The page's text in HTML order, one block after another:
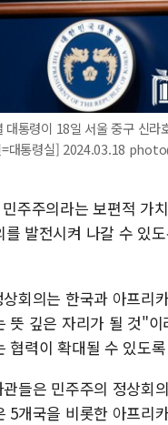
통령이 18일 서울 중구 신
=대통령실] 2024.03.18
주주의라는 보편적 가
발전시켜 나갈 수 있
회의는 한국과 아프리
뜻 깊은 자리가 될 것"
협력이 확대될 수 있도
관들은 민주주의 정상
5개국을 비롯한 아프리